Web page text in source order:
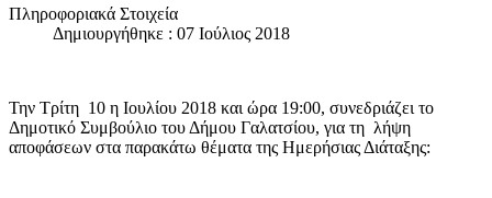
Πληροφοριακά Στοιχεία
Δημιουργήθηκε : 07 Ιούλιος 2018
Την Τρίτη 10 η Ιουλίου 2018 και ώρα 19:00, συνεδριάζει το
Δημοτικό Συμβούλιο του Δήμου Γαλατσίου, για τη λήψη
αποφάσεων στα παρακάτω θέματα της Ημερήσιας Διάταξης: